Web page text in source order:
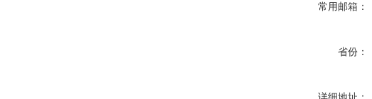
常用邮箱：
省份：